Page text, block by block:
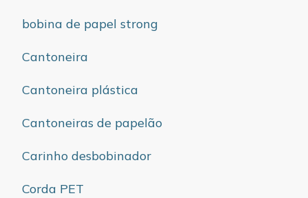
bobina de papel strong
Cantoneira
Cantoneira plástica
Cantoneiras de papelão
Carinho desbobinador
Corda PET